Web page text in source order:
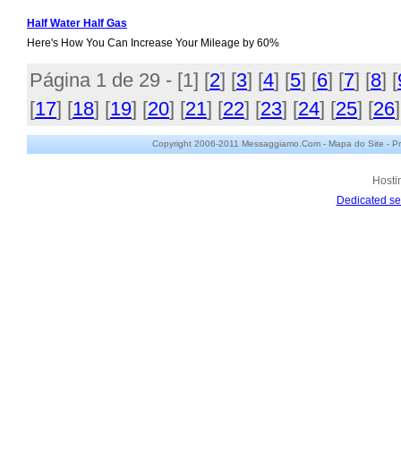
Half Water Half Gas
Here's How You Can Increase Your Mileage by 60%
Página 1 de 29 - [1] [2] [3] [4] [5] [6] [7] [8] [
[17] [18] [19] [20] [21] [22] [23] [24] [25] [26
Copyright 2006-2011 Messaggiamo.Com - Mapa do Site -
Dedicated